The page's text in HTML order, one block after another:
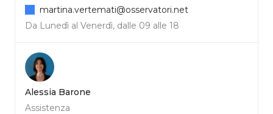
Da Lunedì al Venerdì, dalle 09 alle 18
martina.vertemati@osservatori.net
Alessia Barone
Assistenza